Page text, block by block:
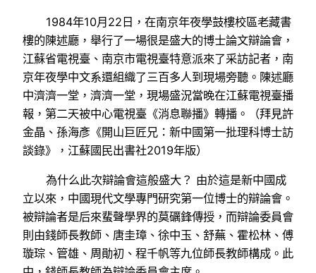
1984年10月22日，在南京年夜學鼓樓校區老藏書
樓的陳述廳，舉行了一場很是盛大的博士論文辯論會，
江蘇省電視臺、南京市電視臺特意派來了采訪記者，南
京年夜學中文系還組織了三百多人到現場旁聽。陳述廳
中濟濟一堂，濟濟一堂，現場盛況當晚在江蘇電視臺播
報，第二天被中心電視臺《消息聯播》轉播。（拜見許
金晶、孫海彥《開山巨匠兄：新中國第一批理科博士訪
談錄》，江蘇國民出書社2019年版）
為什么此次辯論會這般盛大？ 由於這是新中國成
立以來，中國現代文學專門研究第一位博士的辯論會。
被辯論者是后來蜚聲學界的莫礪鋒傳授，而辯論委員會
則由錢師長教師、唐圭璋、徐中玉、舒蕪、霍松林、傅
璇琮、管雄、周勛初、程千帆等九位師長教師構成。此